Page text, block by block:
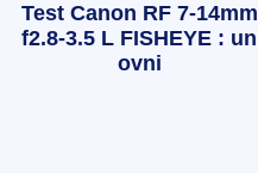
Test Canon RF 7-14mm
f2.8-3.5 L FISHEYE : un
ovni